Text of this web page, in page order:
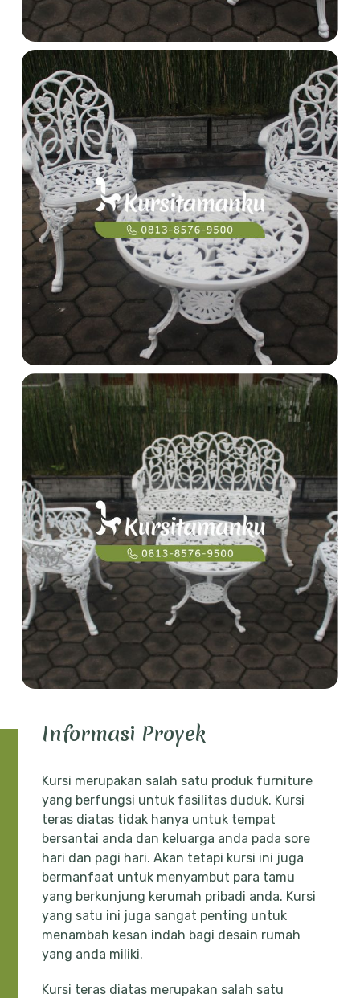
Informasi Proyek
Kursi merupakan salah satu produk furniture
yang berfungsi untuk fasilitas duduk. Kursi
teras diatas tidak hanya untuk tempat
bersantai anda dan keluarga anda pada sore
hari dan pagi hari. Akan tetapi kursi ini juga
bermanfaat untuk menyambut para tamu
yang berkunjung kerumah pribadi anda. Kursi
yang satu ini juga sangat penting untuk
menambah kesan indah bagi desain rumah
yang anda miliki.
Kursi teras diatas merupakan salah satu